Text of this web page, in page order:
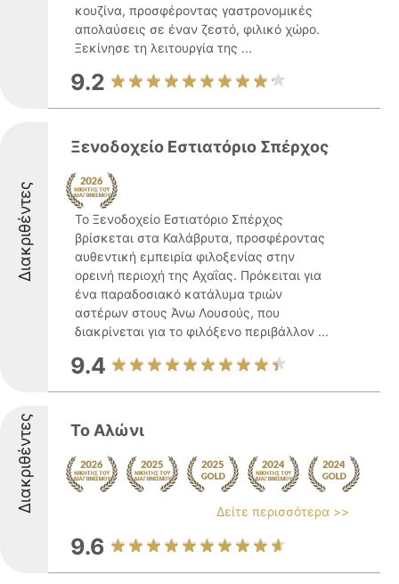
κουζίνα, προσφέροντας γαστρονομικές
απολαύσεις σε έναν ζεστό, φιλικό χώρο.
Ξεκίνησε τη λειτουργία της ...
9.2
Διακριθέντες
Ξενοδοχείο Εστιατόριο Σπέρχος
Το Ξενοδοχείο Εστιατόριο Σπέρχος
βρίσκεται στα Καλάβρυτα, προσφέροντας
αυθεντική εμπειρία φιλοξενίας στην
ορεινή περιοχή της Αχαΐας. Πρόκειται για
ένα παραδοσιακό κατάλυμα τριών
αστέρων στους Άνω Λουσούς, που
διακρίνεται για το φιλόξενο περιβάλλον ...
9.4
Διακριθέντες Το Αλώνι
Δείτε περισσότερα >>
9.6